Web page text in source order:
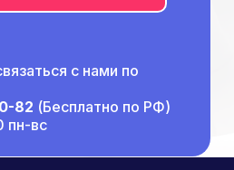
с нами по
82 (Бесплатно по РФ)
пн-вс